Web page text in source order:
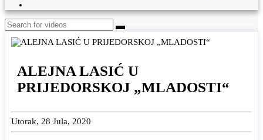
ALEJNA LASIĆ U
PRIJEDORSKOJ „MLADOSTI“
Utorak, 28 Jula, 2020